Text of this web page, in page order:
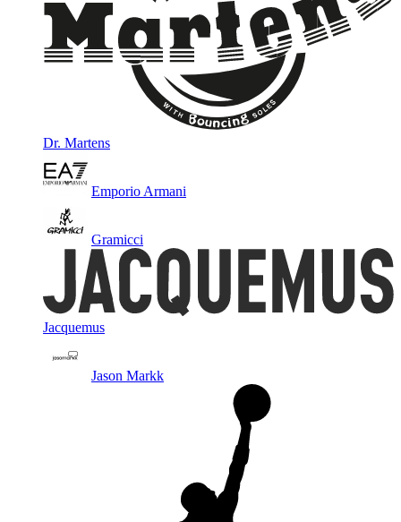
Dr. Martens
Emporio Armani
Gramicci
Jacquemus
Jason Markk